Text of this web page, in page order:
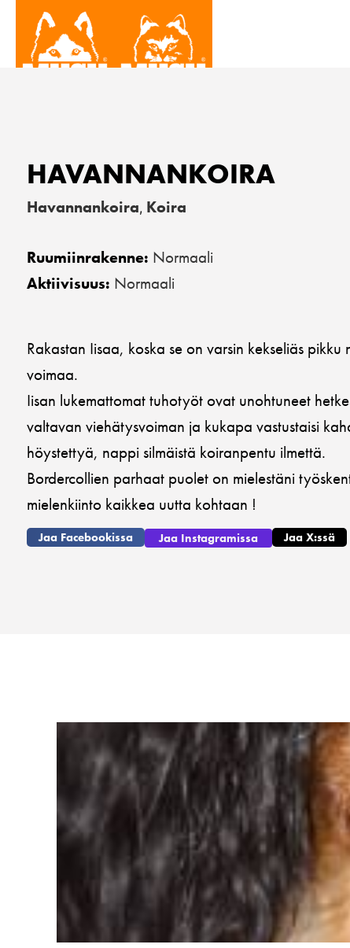
HAVANNANKOIRA
Havannankoira, Koira
Ruumiinrakenne: Normaali
Aktiivisuus: Normaali
Rakastan Iisaa, koska se on varsin kekseliäs
voimaa.
Iisan lukemattomat tuhotyöt ovat unohtuneet
valtavan viehätysvoiman ja kukapa vastustaisi
höystettyä, nappi silmäistä koiranpentu ilmettä.
Bordercollien parhaat puolet on mielestäni
mielenkiinto kaikkea uutta kohtaan !
Jaa Facebookissa Jaa Instagramissa Jaa X:ssä